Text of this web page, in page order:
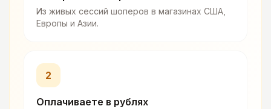
Из живых сессий шоперов в магазинах США,
Европы и Азии.
2
Оплачиваете в рублях